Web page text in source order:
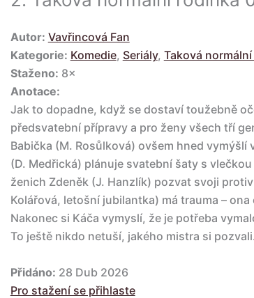
Autor: Vavřincová Fan
Kategorie: Komedie, Seriály, Taková
Staženo: 8×
Anotace:
Jak to dopadne, když se dostaví toužebně
předsvatební přípravy a pro ženy všech tří
Babička (M. Rosůlková) ovšem hned
(D. Medřická) plánuje svatební šaty s
ženich Zdeněk (J. Hanzlík) pozvat svoji
Kolářová, letošní jubilantka) má trauma –
Nakonec si Káča vymyslí, že je potřeba
To ještě nikdo netuší, jakého mistra si
Přidáno: 28 Dub 2026
Pro stažení se přihlaste